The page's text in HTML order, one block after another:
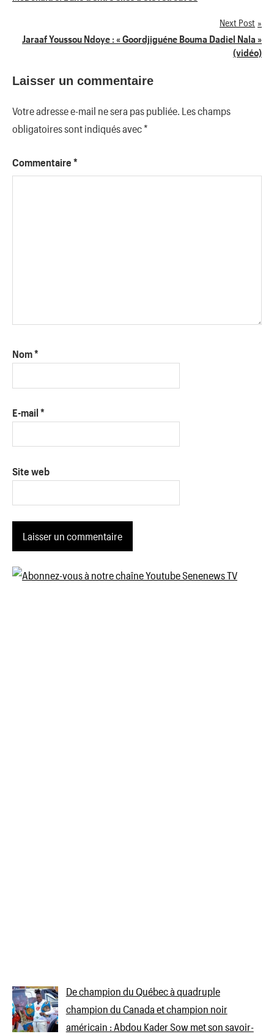
de
Next Post
Jaraaf Youssou Ndoye : « Goordjiguéne Bouma Dadiel Nala »
(vidéo)
Laisser un commentaire
Votre adresse e-mail ne sera pas publiée. Les champs
obligatoires sont indiqués avec*
Commentaire *
Nom*
E-mail *
Site web
De champion du Québec à quadruple
champion du Canada et champion noir
américain : Abdou Kader Sow met son savoir-